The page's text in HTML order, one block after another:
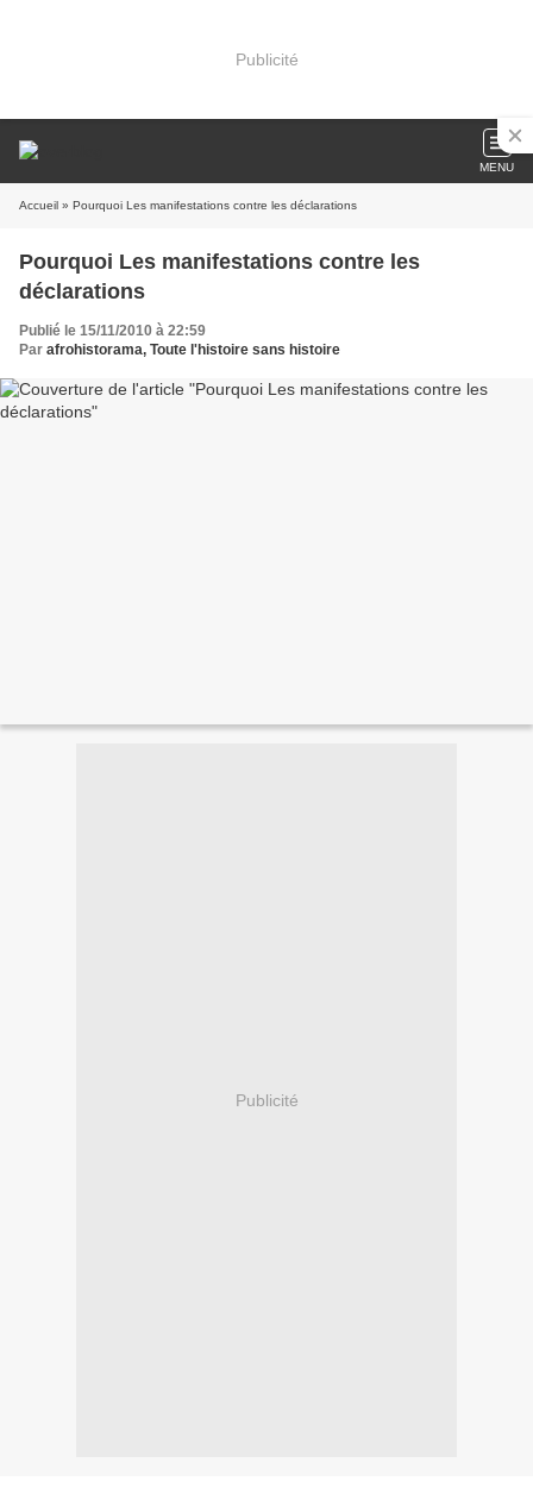
Publicité
MENU
Accueil » Pourquoi Les manifestations contre les déclarations
Pourquoi Les manifestations contre les
déclarations
Publié le 15/11/2010 à 22:59
Par afrohistorama, Toute l'histoire sans histoire
Publicité